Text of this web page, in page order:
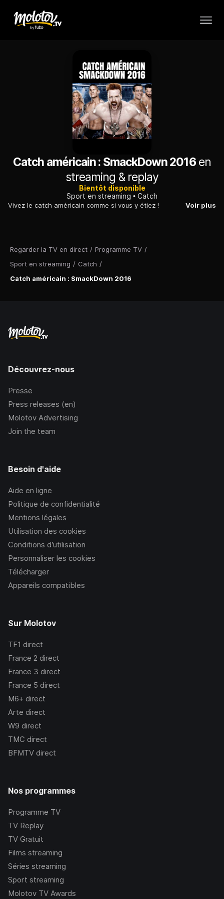
Regarder la TV en direct / Programme TV /
Sport en streaming / Catch /
Catch américain : SmackDown 2016
Catch américain : SmackDown 2016en
streaming & replay
Bientôt disponible
Sport en streaming
Catch
Vivez le catch américain comme si vous y étiez ! Voir plus
Découvrez-nous
Presse
Press releases (en)
Molotov Advertising
Join the team
Besoin d'aide
Aide en ligne
Politique de confidentialité
Mentions légales
Utilisation des cookies
Conditions d’utilisation
Personnaliser les cookies
Télécharger
Appareils compatibles
Sur Molotov
TF1 direct
France 2 direct
France 3 direct
France 5 direct
M6+ direct
Arte direct
W9 direct
TMC direct
BFMTV direct
Nos programmes
Programme TV
TV Replay
TV Gratuit
Films streaming
Séries streaming
Sport streaming
Molotov TV Awards